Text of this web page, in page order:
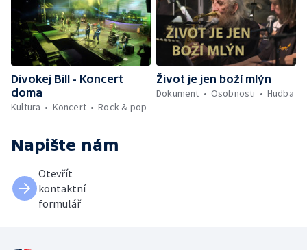
Divokej Bill - Koncert
doma
Kultura
Koncert Rock & pop
Život je jen boží mlýn
Dokument
Osobnosti Hudba
Napište nám
Otevřít
kontaktní
formulář